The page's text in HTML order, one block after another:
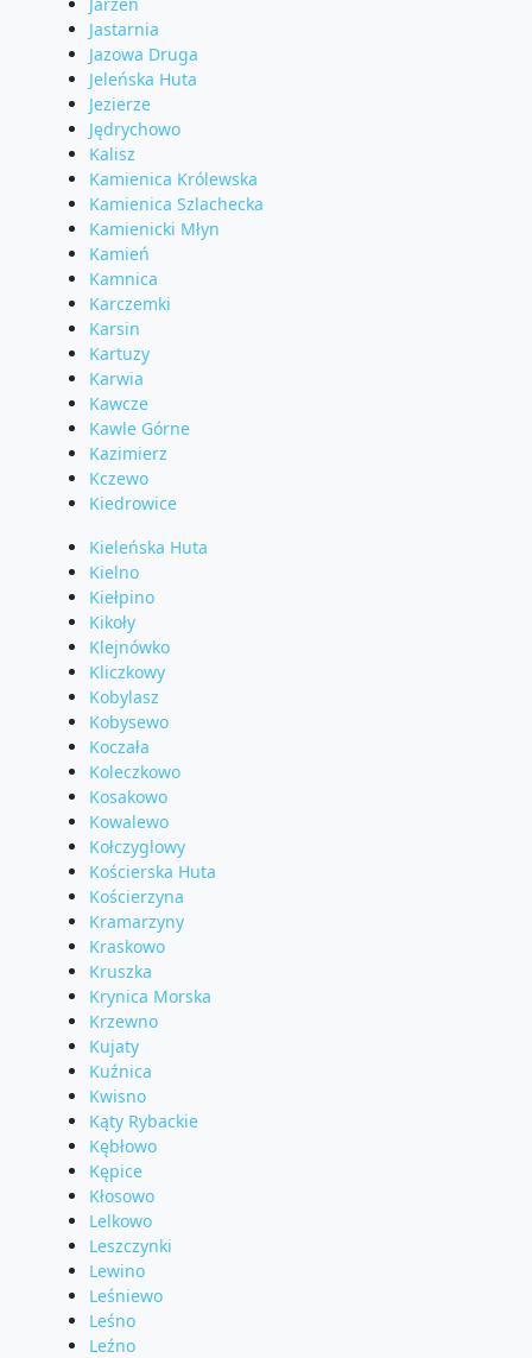
Jastarnia
Jazowa Druga
Jeleńska Huta
Jezierze
Jędrychowo
Kalisz
Kamienica Królewska
Kamienica Szlachecka
Kamienicki Młyn
Kamień
Kamnica
Karczemki
Karsin
Kartuzy
Karwia
Kawcze
Kawle Górne
Kazimierz
Kczewo
Kiedrowice
Kieleńska Huta
Kielno
Kiełpino
Kikoły
Klejnówko
Kliczkowy
Kobylasz
Kobysewo
Koczała
Koleczkowo
Kosakowo
Kowalewo
Kołczyglowy
Kościerska Huta
Kościerzyna
Kramarzyny
Kraskowo
Kruszka
Krynica Morska
Krzewno
Kujaty
Kuźnica
Kwisno
Kąty Rybackie
Kębłowo
Kępice
Kłosowo
Lelkowo
Leszczynki
Lewino
Leśniewo
Leśno
Leźno